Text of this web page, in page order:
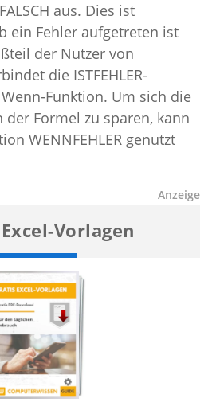
aus. Dies ist
ein Fehler aufgetreten ist
der Nutzer von
die ISTFEHLER-
Funktion. Um sich die
Formel zu sparen, kann
WENNFEHLER genutzt